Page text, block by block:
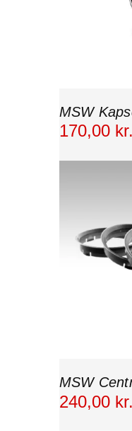
MSW
170,00 kr.
MSW
240,00 kr.